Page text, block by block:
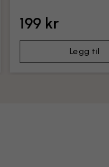
199 kr
Legg til